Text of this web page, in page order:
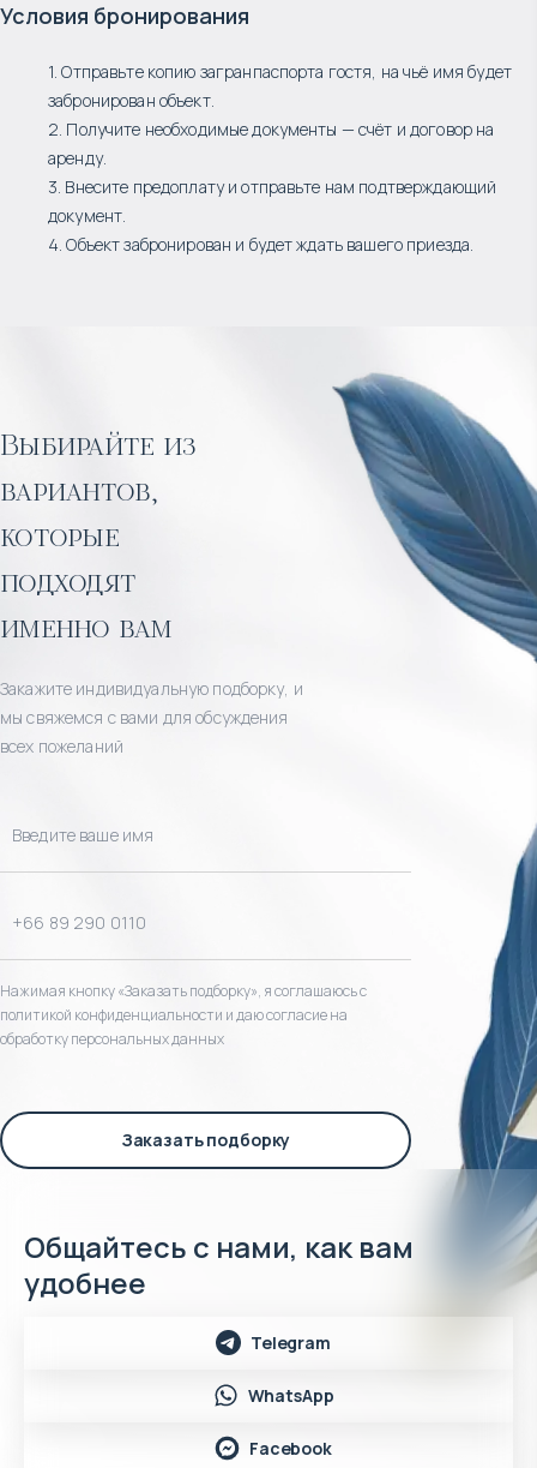
Условия бронирования
1. Отправьте копию загранпаспорта гостя, на чьё имя будет
забронирован объект.
2. Получите необходимые документы — счёт и договор на
аренду.
3. Внесите предоплату и отправьте нам подтверждающий
документ.
4. Объект забронирован и будет ждать вашего приезда.
Выбирайте из
вариантов,
которые
подходят
именно вам
Закажите индивидуальную подборку, и
мы свяжемся с вами для обсуждения
всех пожеланий
Нажимая кнопку «Заказать подборку», я соглашаюсь с
политикой конфиденциальности и даю согласие на
обработку персональных данных
Заказать подборку
Общайтесь с нами, как вам
удобнее
Telegram
WhatsApp
Facebook